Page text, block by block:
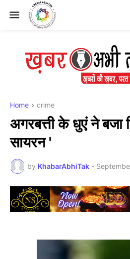
Home crime
अगरबत्ती के धुएं ने बजा
सायरन '
by KhabarAbhiTak -